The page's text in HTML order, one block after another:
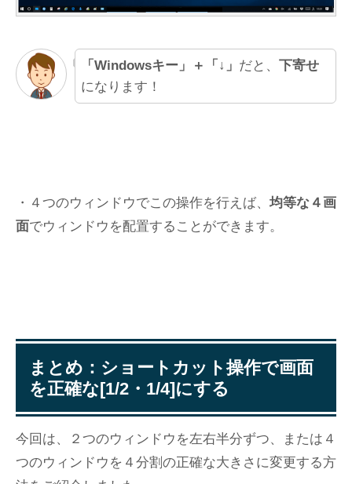
「Windowsキー」＋「↓」 だと、下寄せ
になります！
・４つのウィンドウでこの操作を行えば、 均等な４画
面でウィンドウを配置することができます。
まとめ：ショートカット操作で画面
を正確な[1/2・1/4]にする
今回は、２つのウィンドウを左右半分ずつ、または４
つのウィンドウを４分割の正確な大きさに変更する方